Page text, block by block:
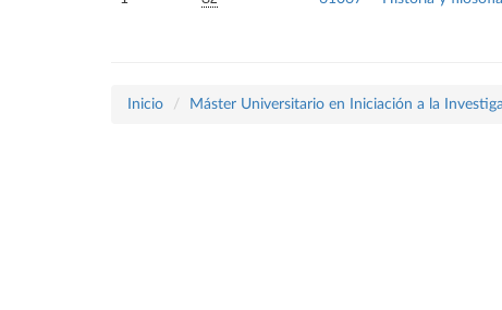
Inicio Máster Universitario en Iniciación a la